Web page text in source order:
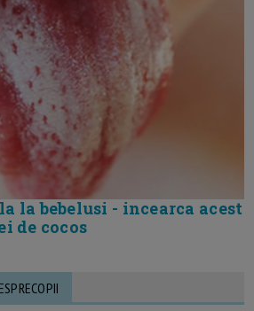
la bebelusi - incearca acest
de cocos